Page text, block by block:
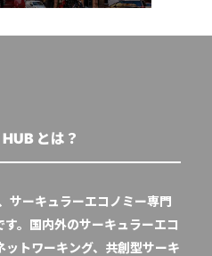
とは？
ーキュラーエコノミー専門
。国内外のサーキュラーエコ
ットワーキング、共創型サーキ